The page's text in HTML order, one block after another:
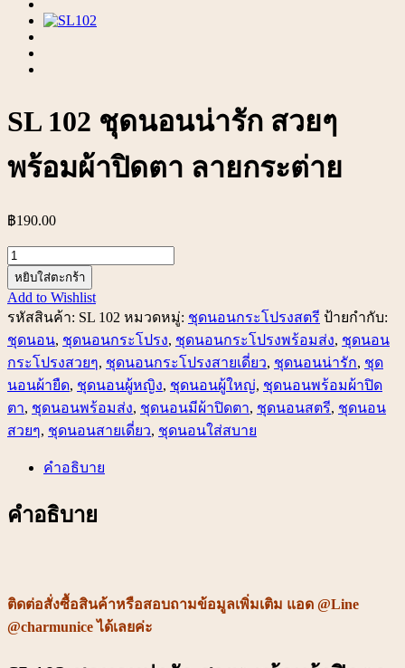
SL 102 ชุดนอนน่ารัก สวยๆ
พร้อมผ้าปิดตา ลายกระต่าย
฿190.00
จำนวน
SL
102
ชุด
นอน
น่า
รัก
สวยๆ
พร้อม
ลาย
หยิบใส่ตะกร้า
Add to Wishlist
รหัสสินค้า: SL 102 หมวดหมู่: ชุดนอนกระโปรงสตรี ป้ายกำกับ:
ชุดนอน, ชุดนอนกระโปรง, ชุดนอนกระโปรงพร้อมส่ง, ชุดนอน
กระโปรงสวยๆ, ชุดนอนกระโปรงสายเดี่ยว, ชุดนอนน่ารัก, ชุด
นอนผ้ายืด, ชุดนอนผู้หญิง, ชุดนอนผู้ใหญ่, ชุดนอนพร้อมผ้าปิด
ตา, ชุดนอนพร้อมส่ง, ชุดนอนมีผ้าปิดตา, ชุดนอนสตรี, ชุดนอน
สวยๆ, ชุดนอนสายเดี่ยว, ชุดนอนใส่สบาย
คำอธิบาย
คำอธิบาย
ติดต่อสั่งซื้อสินค้าหรือสอบถามข้อมูลเพิ่มเติม แอด @Line
@charmunice ได้เลยค่ะ